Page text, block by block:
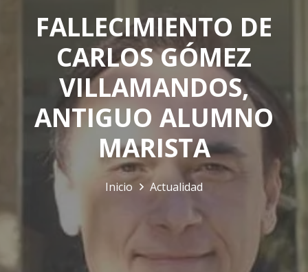
FALLECIMIENTO DE
CARLOS GÓMEZ
VILLAMANDOS,
ANTIGUO ALUMNO
MARISTA
Inicio Actualidad